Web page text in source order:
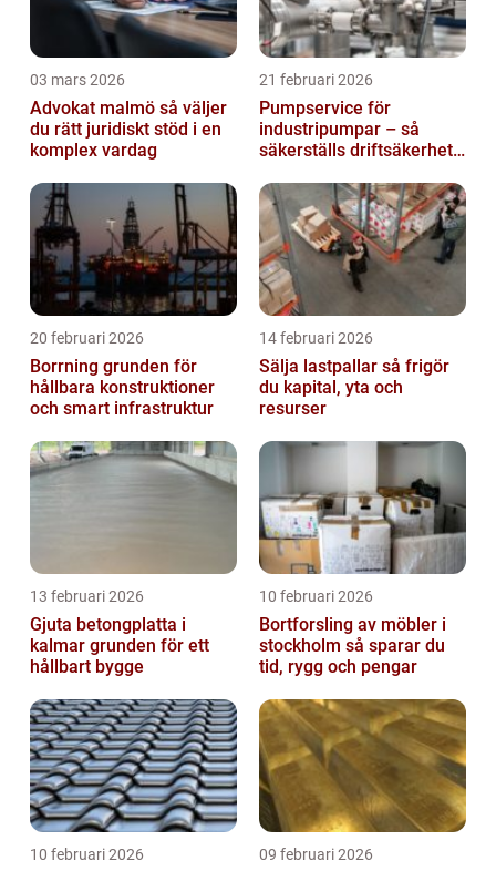
03 mars 2026
Advokat malmö så väljer
du rätt juridiskt stöd i en
komplex vardag
21 februari 2026
Pumpservice för
industripumpar – så
säkerställs driftsäkerhet
20 februari 2026
Borrning grunden för
hållbara konstruktioner
och smart infrastruktur
14 februari 2026
Sälja lastpallar så frigör
du kapital, yta och
resurser
13 februari 2026
Gjuta betongplatta i
kalmar grunden för ett
hållbart bygge
10 februari 2026
Bortforsling av möbler i
stockholm så sparar du
tid, rygg och pengar
10 februari 2026 09 februari 2026